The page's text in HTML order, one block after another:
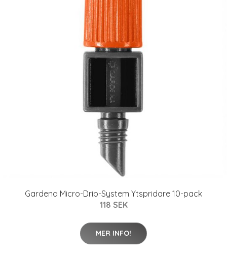
Gardena Micro-Drip-System Ytspridare 10-pack
118 SEK
MER INFO!